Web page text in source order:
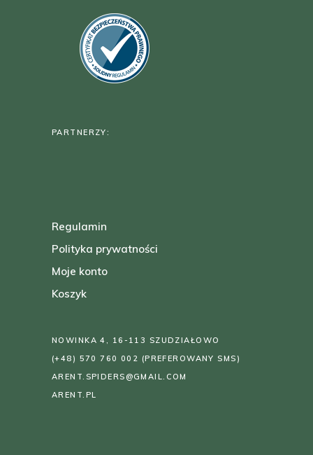
PARTNERZY:
Regulamin
Polityka prywatności
Moje konto
Koszyk
NOWINKA 4, 16-113 SZUDZIAŁOWO
(+48) 570 760 002 (PREFEROWANY SMS)
ARENT.SPIDERS@GMAIL.COM
ARENT.PL